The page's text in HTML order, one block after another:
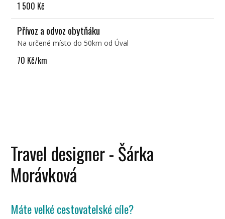
1 500 Kč
Přívoz a odvoz obytňáku
Na určené místo do 50km od Úval
70 Kč/km
Travel designer - Šárka
Morávková
Máte velké cestovatelské cíle?